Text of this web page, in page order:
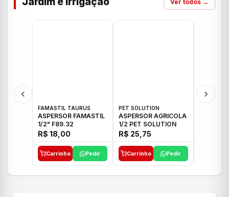
Ver todos →
FAMASTIL TAURUS
ASPERSOR FAMASTIL
1/2" F89.32
R$ 18,00
Carrinho Pedir
PET SOLUTION
ASPERSOR AGRICOLA
1/2 PET SOLUTION
R$ 25,75
Carrinho Pedir